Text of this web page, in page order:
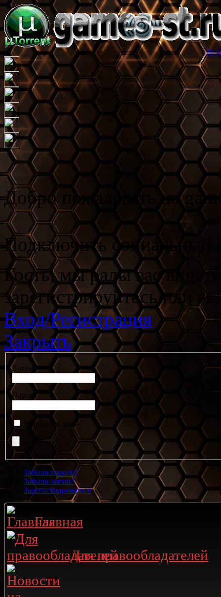
Игровой торрент
Добро пожаловать на
Подключить социальный
Гость, мы рады вас
зарегистрируйтесь или
Вход/Регистрация
Закрыть
Логин
Пароль
Запомнить меня
Забыли пароль?
Забыли логин?
Зарегистрироваться
Главная
Для правообладателей